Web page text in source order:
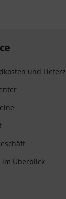
und
im Überblick